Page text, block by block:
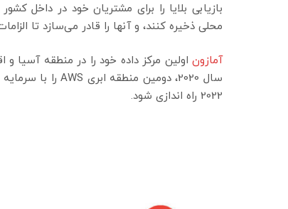
بازیابی بلایا را برای مشتریان خود در داخل
محلی ذخیره کنند، و آنها را قادر می‌سازد تا
آمازون
2022 راه اندازی شود.